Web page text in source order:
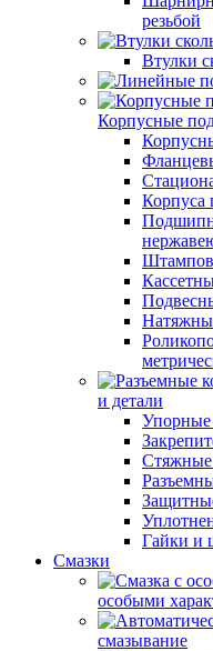
резьбой
Втулки
Корпусные
Корпуса
и детали
Упорные
Стяжные
Гайки и
Смазки
особыми
смазывание